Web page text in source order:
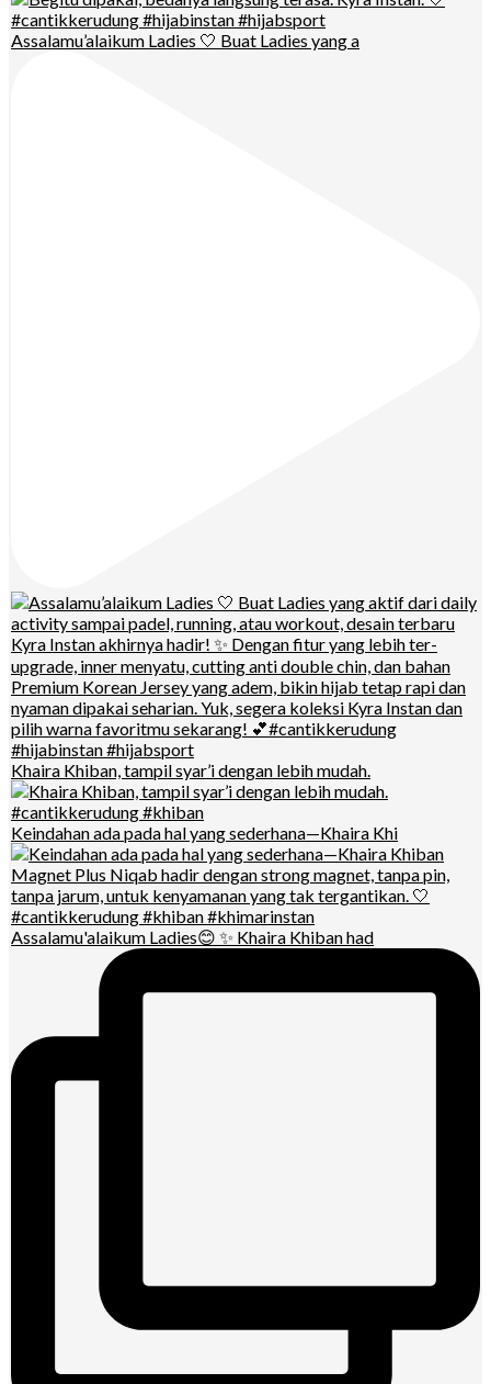
Assalamu’alaikum Ladies 🤍 Buat Ladies yang a
Khaira Khiban, tampil syar’i dengan lebih mudah.
Keindahan ada pada hal yang sederhana—Khaira Khi
Assalamu'alaikum Ladies😊 ✨ Khaira Khiban had